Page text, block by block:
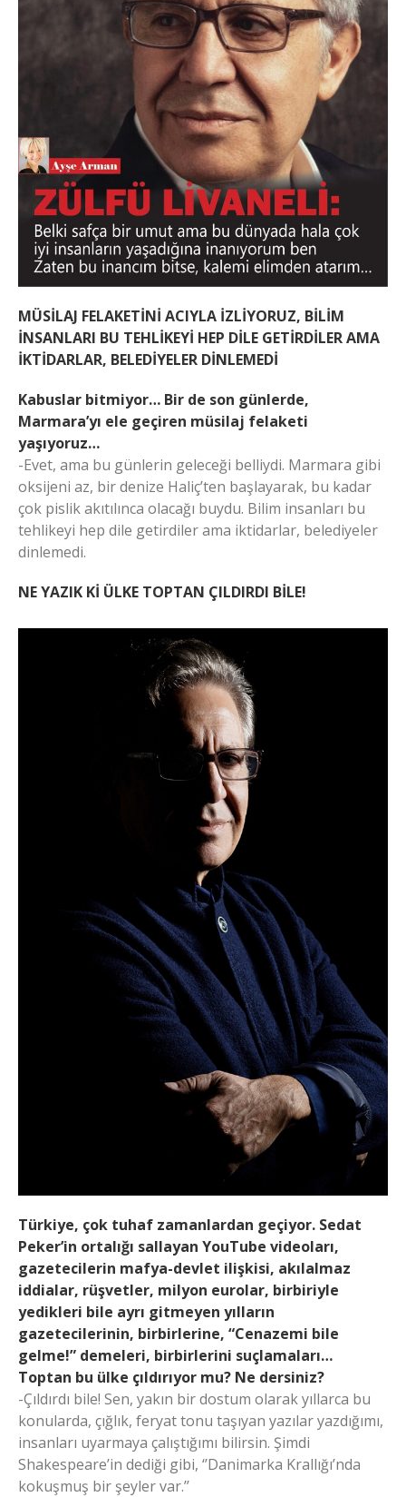
MÜSİLAJ FELAKETİNİ ACIYLA İZLİYORUZ, BİLİM
İNSANLARI BU TEHLİKEYİ HEP DİLE GETİRDİLER AMA
İKTİDARLAR, BELEDİYELER DİNLEMEDİ
Kabuslar bitmiyor… Bir de son günlerde,
Marmara’yı ele geçiren müsilaj felaketi
yaşıyoruz…
-Evet, ama bu günlerin geleceği belliydi. Marmara gibi
oksijeni az, bir denize Haliç’ten başlayarak, bu kadar
çok pislik akıtılınca olacağı buydu. Bilim insanları bu
tehlikeyi hep dile getirdiler ama iktidarlar, belediyeler
dinlemedi.
NE YAZIK Kİ ÜLKE TOPTAN ÇILDIRDI BİLE!
Türkiye, çok tuhaf zamanlardan geçiyor. Sedat
Peker’in ortalığı sallayan YouTube videoları,
gazetecilerin mafya-devlet ilişkisi, akılalmaz
iddialar, rüşvetler, milyon eurolar, birbiriyle
yedikleri bile ayrı gitmeyen yılların
gazetecilerinin, birbirlerine, “Cenazemi bile
gelme!” demeleri, birbirlerini suçlamaları…
Toptan bu ülke çıldırıyor mu? Ne dersiniz?
-Çıldırdı bile! Sen, yakın bir dostum olarak yıllarca bu
konularda, çığlık, feryat tonu taşıyan yazılar yazdığımı,
insanları uyarmaya çalıştığımı bilirsin. Şimdi
Shakespeare’in dediği gibi, ‘’Danimarka Krallığı’nda
kokuşmuş bir şeyler var.’’